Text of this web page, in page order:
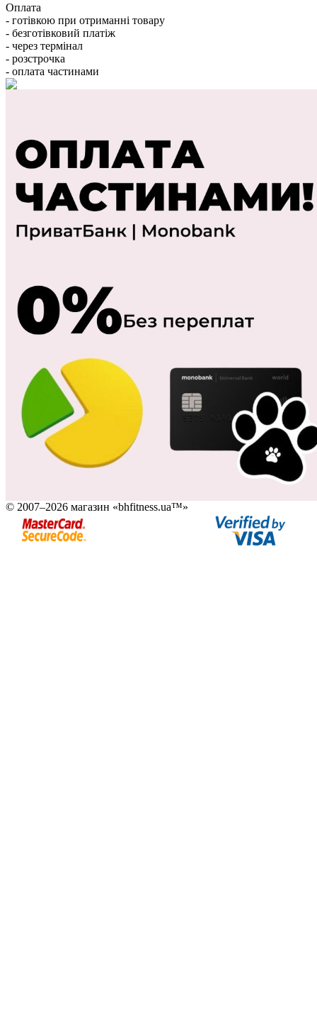
Оплата
- готівкою при отриманні товару
- безготівковий платіж
- через термінал
- розстрочка
- оплата частинами
© 2007–2026 магазин «bhfitness.ua™»